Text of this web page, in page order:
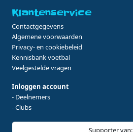
Klantenservice
Contactgegevens
Algemene voorwaarden
Privacy- en cookiebeleid
Kennisbank voetbal
Veelgestelde vragen
Inloggen account
- Deelnemers
- Clubs
Supporter van: